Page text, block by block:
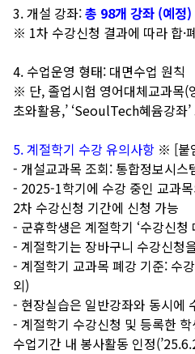
3. 개설 강좌:총 98개 강좌 (예정)
※ 1차 수강신청 결과에 따라 합·
4. 수업운영 형태: 대면수업 원칙
※ 단, 졸업시험 영어대체교과목(
초와활용,’ ‘SeoulTech혜윰강좌
5. 계절학기 수강 유의사항 ※ [붙
- 개설교과목 조회: 통합정보시
- 2025-1학기에 수강 중인 교과
2차 수강신청 기간에 신청 가능
- 군휴학생은 계절학기 ‘수강신
- 계절학기는 장바구니 수강신청
- 계절학기 교과목 폐강 기준: 수
외)
- 현장실습은 일반강좌와 동시에
- 계절학기 수강신청 및 등록한
수업기간 내 봉사활동 인정